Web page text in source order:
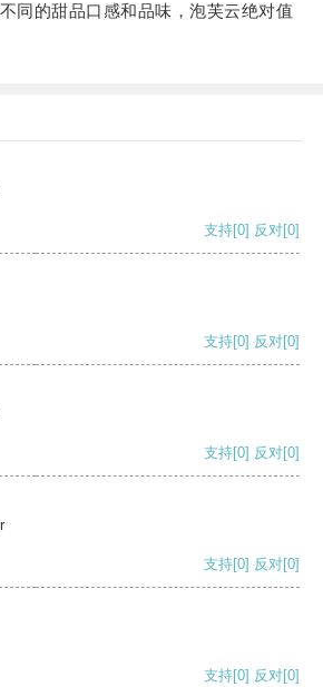
的甜品口感和品味，泡芙云绝对值
支持[0] 反对[0]
支持[0] 反对[0]
支持[0] 反对[0]
支持[0] 反对[0]
支持[0] 反对[0]